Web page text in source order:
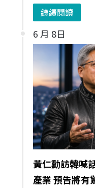
繼續閱讀
6 月 8日
黃仁勳訪韓喊
產業 預告將有